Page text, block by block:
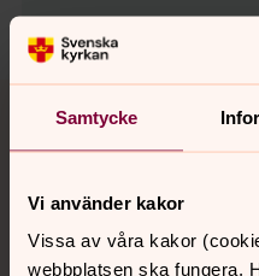
Samtycke
Vi använder kakor
Vissa av våra kakor
webbplatsen ska fungera.
Tillbaka till toppen
Tillbaka till innehållet
Kontakt